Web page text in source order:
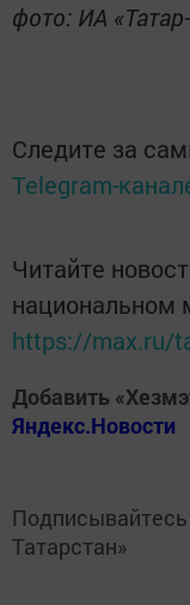
фото: ИА
Следите за
Telegram-
Читайте
национальном
https://max.ru/
Добавить
Яндекс.Новости
Подписывайтесь
Татарстан»